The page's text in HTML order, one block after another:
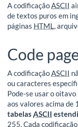
A codificaçãoASCII
de textos puros em
páginas HTML,
Code
A codificaçãoASCII
ou caracteres
Pode-se usar o
aos valores acima de
tabelas ASCII
255. Cada